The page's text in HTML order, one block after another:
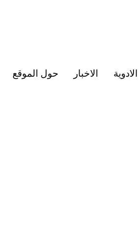
الادوية الاخبار حول الموقع